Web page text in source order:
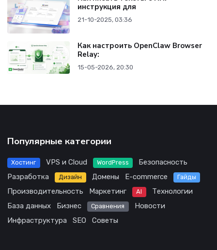
инструкция для
21-10-2025, 03:36
Как настроить OpenClaw Browser
Relay:
15-05-2026, 20:30
Популярные категории
Хостинг VPS и Cloud WordPress
Безопасность
Разработка
Дизайн Домены E-commerce Гайды
Производительность Маркетинг AI
Технологии
База данных
Бизнес Сравнения
Новости
Инфраструктура
SEO Советы